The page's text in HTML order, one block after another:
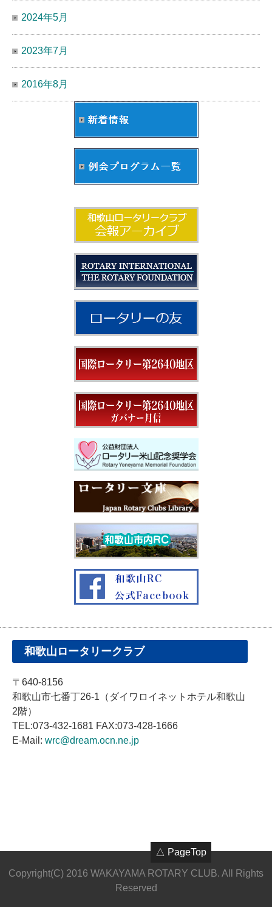
2024年5月
2023年7月
2016年8月
和歌山ロータリークラブ
〒640-8156
和歌山市七番丁26-1（ダイワロイネットホテル和歌山
2階）
TEL:073-432-1681 FAX:073-428-1666
E-Mail: wrc@dream.ocn.ne.jp
△ PageTop
Copyright(C) 2016 WAKAYAMA ROTARY CLUB. All Rights
Reserved